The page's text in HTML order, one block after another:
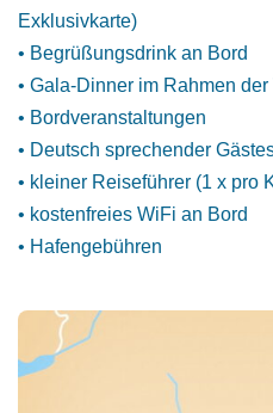
Exklusivkarte)
• Begrüßungsdrink an Bord
• Gala-Dinner im Rahmen
• Bordveranstaltungen
• Deutsch sprechender
• kleiner Reiseführer (1 x pro
• kostenfreies WiFi an Bord
• Hafengebühren